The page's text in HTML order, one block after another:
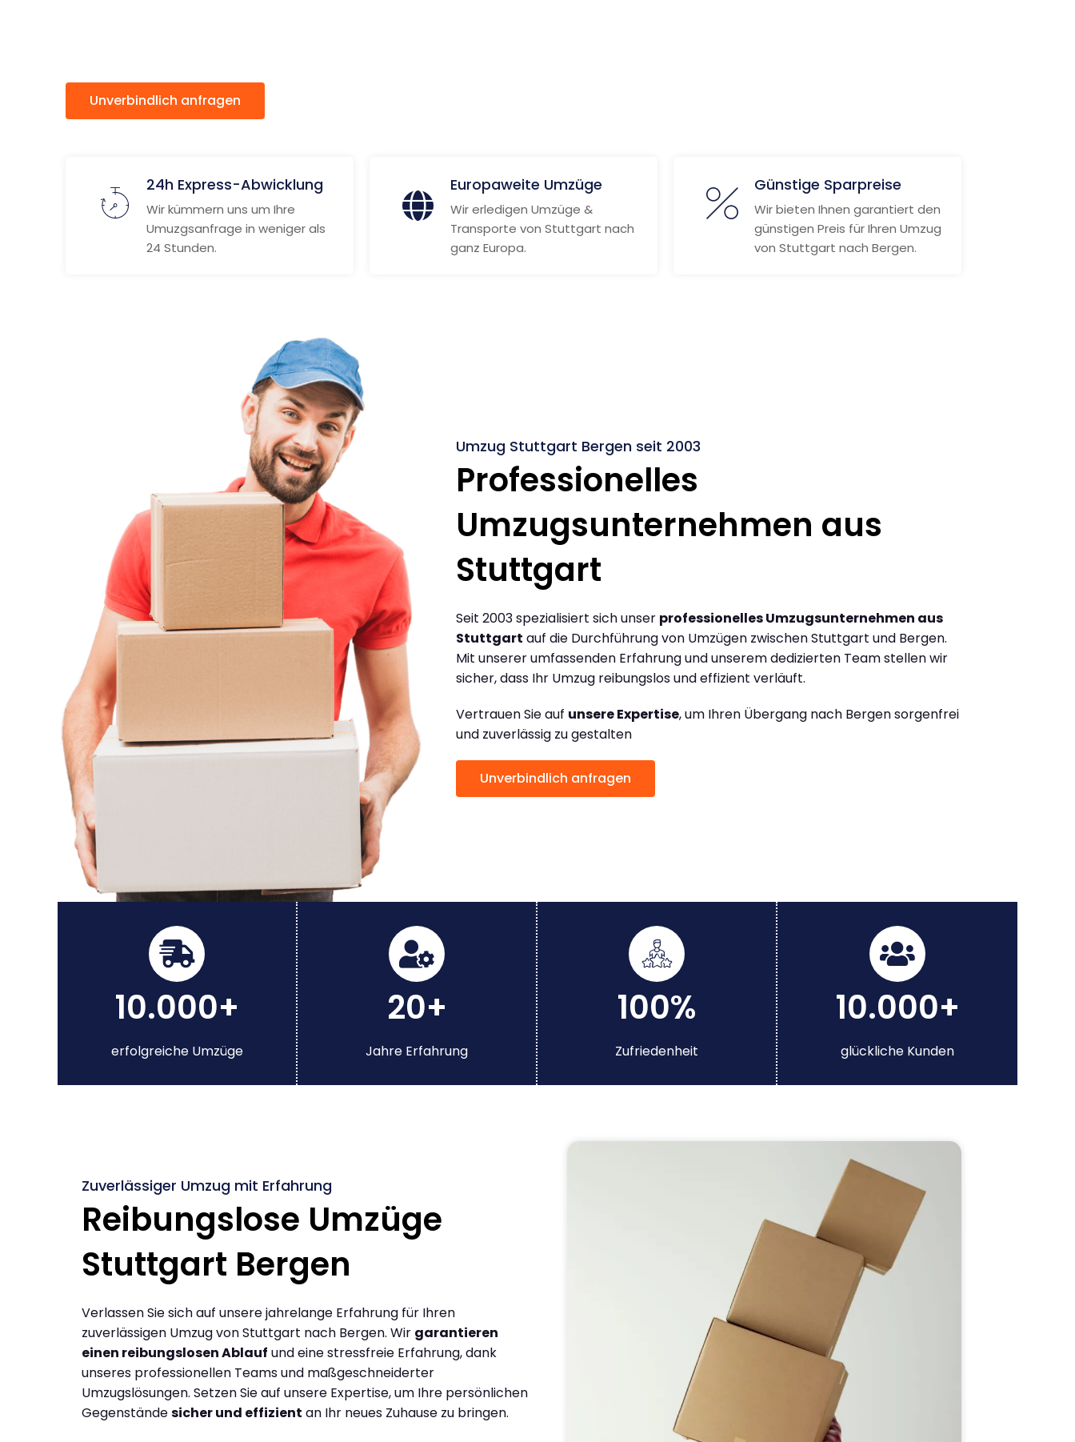
Unverbindlich anfragen
24h Express-Abwicklung
Wir kümmern uns um Ihre
Umuzgsanfrage in weniger als
24 Stunden.
Europaweite Umzüge
Wir erledigen Umzüge &
Transporte von Stuttgart nach
ganz Europa.
Günstige Sparpreise
Wir bieten Ihnen garantiert den
günstigen Preis für Ihren Umzug
von Stuttgart nach Bergen.
Umzug Stuttgart Bergen seit 2003
Professionelles
Umzugsunternehmen aus
Stuttgart
Seit 2003 spezialisiert sich unser professionelles Umzugsunternehmen aus
Stuttgart auf die Durchführung von Umzügen zwischen Stuttgart und Bergen.
Mit unserer umfassenden Erfahrung und unserem dedizierten Team stellen wir
sicher, dass Ihr Umzug reibungslos und effizient verläuft.
Vertrauen Sie auf unsere Expertise, um Ihren Übergang nach Bergen sorgenfrei
und zuverlässig zu gestalten
Unverbindlich anfragen
10.000+
erfolgreiche Umzüge
20+
Jahre Erfahrung
100%
Zufriedenheit
10.000+
glückliche Kunden
Zuverlässiger Umzug mit Erfahrung
Reibungslose Umzüge
Stuttgart Bergen
Verlassen Sie sich auf unsere jahrelange Erfahrung für Ihren
zuverlässigen Umzug von Stuttgart nach Bergen. Wir garantieren
einen reibungslosen Ablauf und eine stressfreie Erfahrung, dank
unseres professionellen Teams und maßgeschneiderter
Umzugslösungen. Setzen Sie auf unsere Expertise, um Ihre persönlichen
Gegenständesicher und effizient an Ihr neues Zuhause zu bringen.